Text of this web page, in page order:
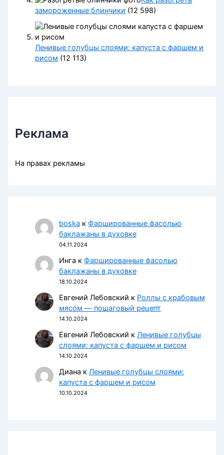
замороженные блинчики (12 598)
Ленивые голубцы слоями: капуста с фаршем и
рисом (12 113)
Реклама
На правах рекламы
boska к Фаршированные фасолью
баклажаны в духовке
04.11.2024
Инга к Фаршированные фасолью
баклажаны в духовке
18.10.2024
Евгений Лебовский к Роллы с крабовым
мясом — пошаговый рецепт
14.10.2024
Евгений Лебовский к Ленивые голубцы
слоями: капуста с фаршем и рисом
14.10.2024
Диана к Ленивые голубцы слоями:
капуста с фаршем и рисом
10.10.2024